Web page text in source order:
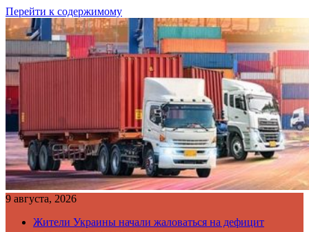
Перейти к содержимому
9 августа, 2026
Жители Украины начали жаловаться на дефицит